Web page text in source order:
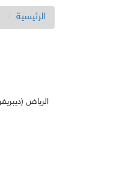
الرئيسية
الرياض